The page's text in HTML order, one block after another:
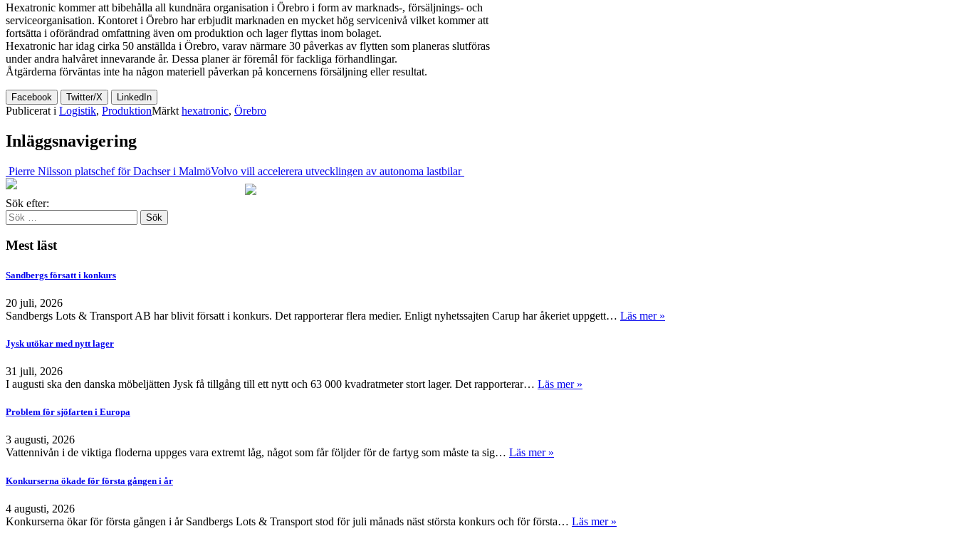
Hexatronic kommer att bibehålla all kundnära organisation i Örebro i form av marknads-, försäljnings- och
serviceorganisation. Kontoret i Örebro har erbjudit marknaden en mycket hög servicenivå vilket kommer att
fortsätta i oförändrad omfattning även om produktion och lager flyttas inom bolaget.
Hexatronic har idag cirka 50 anställda i Örebro, varav närmare 30 påverkas av flytten som planeras slutföras
under andra halvåret innevarande år. Dessa planer är föremål för fackliga förhandlingar.
Åtgärderna förväntas inte ha någon materiell påverkan på koncernens försäljning eller resultat.
Facebook Twitter/X LinkedIn
Publicerat i Logistik, ProduktionMärkt hexatronic, Örebro
Inläggsnavigering
Pierre Nilsson platschef för Dachser i MalmöVolvo vill accelerera utvecklingen av autonoma lastbilar
Sök efter:
Mest läst
Sandbergs försatt i konkurs
20 juli, 2026
Sandbergs Lots & Transport AB har blivit försatt i konkurs. Det rapporterar flera medier. Enligt nyhetssajten Carup har åkeriet uppgett… Läs mer »
Jysk utökar med nytt lager
31 juli, 2026
I augusti ska den danska möbeljätten Jysk få tillgång till ett nytt och 63 000 kvadratmeter stort lager. Det rapporterar… Läs mer »
Problem för sjöfarten i Europa
3 augusti, 2026
Vattennivån i de viktiga floderna uppges vara extremt låg, något som får följder för de fartyg som måste ta sig… Läs mer »
Konkurserna ökade för första gången i år
4 augusti, 2026
Konkurserna ökar för första gången i år Sandbergs Lots & Transport stod för juli månads näst största konkurs och för första… Läs mer »